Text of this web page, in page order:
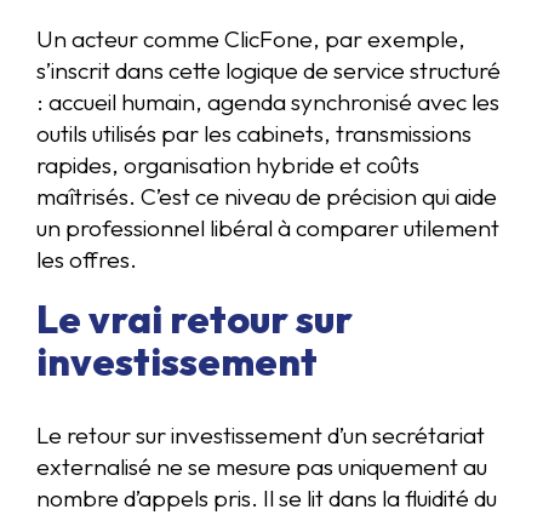
Un acteur comme ClicFone, par exemple,
s’inscrit dans cette logique de service structuré
: accueil humain, agenda synchronisé avec les
outils utilisés par les cabinets, transmissions
rapides, organisation hybride et coûts
maîtrisés. C’est ce niveau de précision qui aide
un professionnel libéral à comparer utilement
les offres.
Le vrai retour sur
investissement
Le retour sur investissement d’un secrétariat
externalisé ne se mesure pas uniquement au
nombre d’appels pris. Il se lit dans la fluidité du